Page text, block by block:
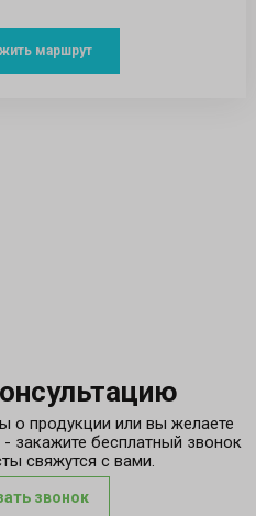
маршрут
о продукции или вы желаете
закажите бесплатный звонок
свяжутся с вами.
звонок